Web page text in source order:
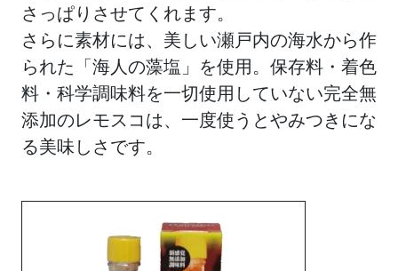
さっぱりさせてくれます。
さらに素材には、美しい瀬戸内の海水から作
られた「海人の藻塩」を使用。保存料・着色
料・科学調味料を一切使用していない完全無
添加のレモスコは、一度使うとやみつきにな
る美味しさです。